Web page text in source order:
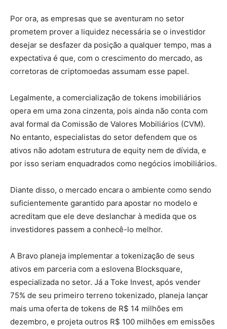
Por ora, as empresas que se aventuram no setor
prometem prover a liquidez necessária se o investidor
desejar se desfazer da posição a qualquer tempo, mas a
expectativa é que, com o crescimento do mercado, as
corretoras de criptomoedas assumam esse papel.
Legalmente, a comercialização de tokens imobiliários
opera em uma zona cinzenta, pois ainda não conta com
aval formal da Comissão de Valores Mobiliários (CVM).
No entanto, especialistas do setor defendem que os
ativos não adotam estrutura de equity nem de dívida, e
por isso seriam enquadrados como negócios imobiliários.
Diante disso, o mercado encara o ambiente como sendo
suficientemente garantido para apostar no modelo e
acreditam que ele deve deslanchar à medida que os
investidores passem a conhecê-lo melhor.
A Bravo planeja implementar a tokenização de seus
ativos em parceria com a eslovena Blocksquare,
especializada no setor. Já a Toke Invest, após vender
75% de seu primeiro terreno tokenizado, planeja lançar
mais uma oferta de tokens de R$ 14 milhões em
dezembro, e projeta outros R$ 100 milhões em emissões